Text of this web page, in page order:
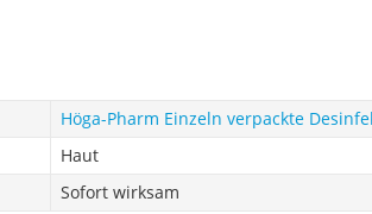
Höga-Pharm Einzeln verpackte
Haut
Sofort wirksam